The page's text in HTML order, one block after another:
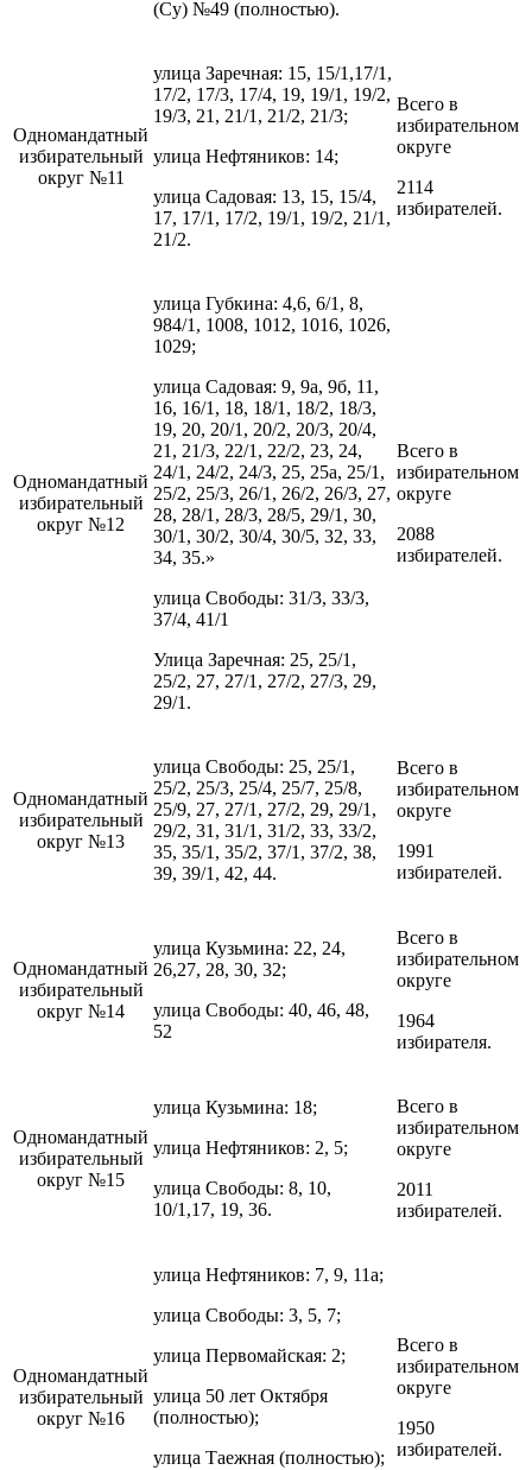
(Су) №49 (полностью).
Одномандатный
избирательный
округ №11
улица Заречная: 15, 15/1,17/1,
17/2, 17/3, 17/4, 19, 19/1, 19/2,
19/3, 21, 21/1, 21/2, 21/3;
улица Нефтяников: 14;
улица Садовая: 13, 15, 15/4,
17, 17/1, 17/2, 19/1, 19/2, 21/1,
21/2.
Всего в
избирательном
округе
2114
избирателей.
Одномандатный
избирательный
округ №12
улица Губкина: 4,6, 6/1, 8,
984/1, 1008, 1012, 1016, 1026,
1029;
улица Садовая: 9, 9а, 9б, 11,
16, 16/1, 18, 18/1, 18/2, 18/3,
19, 20, 20/1, 20/2, 20/3, 20/4,
21, 21/3, 22/1, 22/2, 23, 24,
24/1, 24/2, 24/3, 25, 25а, 25/1,
25/2, 25/3, 26/1, 26/2, 26/3, 27,
28, 28/1, 28/3, 28/5, 29/1, 30,
30/1, 30/2, 30/4, 30/5, 32, 33,
34, 35.»
улица Свободы: 31/3, 33/3,
37/4, 41/1
Улица Заречная: 25, 25/1,
25/2, 27, 27/1, 27/2, 27/3, 29,
29/1.
Всего в
избирательном
округе
2088
избирателей.
Одномандатный
избирательный
округ №13
улица Свободы: 25, 25/1,
25/2, 25/3, 25/4, 25/7, 25/8,
25/9, 27, 27/1, 27/2, 29, 29/1,
29/2, 31, 31/1, 31/2, 33, 33/2,
35, 35/1, 35/2, 37/1, 37/2, 38,
39, 39/1, 42, 44.
Всего в
избирательном
округе
1991
избирателей.
Одномандатный
избирательный
округ №14
улица Кузьмина: 22, 24,
26,27, 28, 30, 32;
улица Свободы: 40, 46, 48,
52
Всего в
избирательном
округе
1964
избирателя.
Одномандатный
избирательный
округ №15
улица Кузьмина: 18;
улица Нефтяников: 2, 5;
улица Свободы: 8, 10,
10/1,17, 19, 36.
Всего в
избирательном
округе
2011
избирателей.
Одномандатный
избирательный
округ №16
улица Нефтяников: 7, 9, 11а;
улица Свободы: 3, 5, 7;
улица Первомайская: 2;
улица 50 лет Октября
(полностью);
улица Таежная (полностью);
Всего в
избирательном
округе
1950
избирателей.